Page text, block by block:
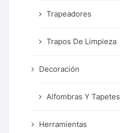
Trapeadores
Trapos De Limpieza
Decoración
Alfombras Y Tapetes
Herramientas